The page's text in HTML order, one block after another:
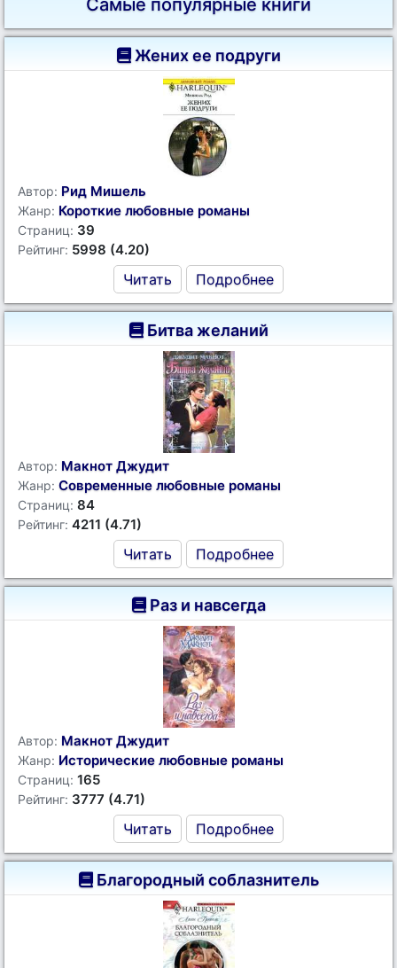
Самые популярные книги
Жених ее подруги
Автор: Рид Мишель
Жанр: Короткие любовные романы
Страниц: 39
Рейтинг: 5998 (4.20)
Читать Подробнее
Битва желаний
Автор: Макнот Джудит
Жанр: Современные любовные романы
Страниц: 84
Рейтинг: 4211 (4.71)
Читать Подробнее
Раз и навсегда
Автор: Макнот Джудит
Жанр: Исторические любовные романы
Страниц: 165
Рейтинг: 3777 (4.71)
Читать Подробнее
Благородный соблазнитель